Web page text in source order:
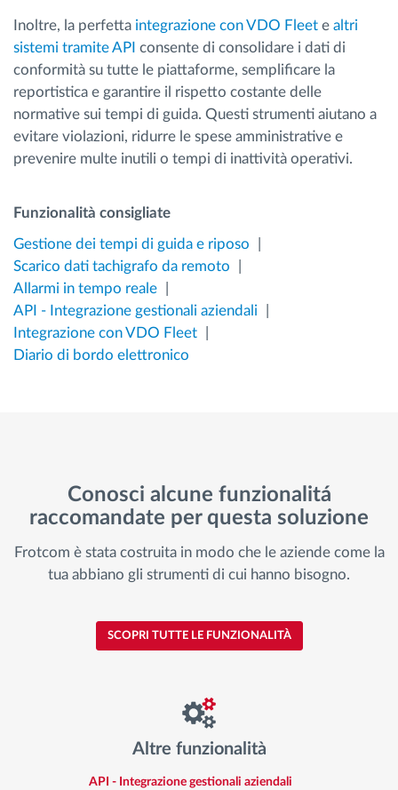
Inoltre, la perfetta integrazione con VDO Fleet e altri
sistemi tramite API consente di consolidare i dati di
conformità su tutte le piattaforme, semplificare la
reportistica e garantire il rispetto costante delle
normative sui tempi di guida. Questi strumenti aiutano a
evitare violazioni, ridurre le spese amministrative e
prevenire multe inutili o tempi di inattività operativi.
Funzionalità consigliate
Gestione dei tempi di guida e riposo
Scarico dati tachigrafo da remoto
Allarmi in tempo reale
API - Integrazione gestionali aziendali
Integrazione con VDO Fleet
Diario di bordo elettronico
Conosci alcune funzionalitá
raccomandate per questa soluzione
Frotcom è stata costruita in modo che le aziende come la
tua abbiano gli strumenti di cui hanno bisogno.
SCOPRI TUTTE LE FUNZIONALITÀ
Altre funzionalità
API - Integrazione gestionali aziendali